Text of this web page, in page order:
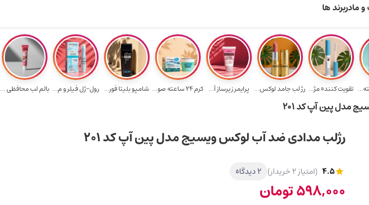
مادربرند ها
تقویت‌ کننده مژ... رژ لب جامد لوکس... پرایمر زیرساز آ... کرم 24 ساعته صو... شامپو بلیتا فور... رول-ژل فیلر و م... بالم لب محافظی ...
مدل پین آپ کد 201
رژلب مدادی ضد آب لوکس ویسیج مدل پین آپ کد 201
4.5 (امتیاز 2 خریدار) 2 دیدگاه
598,000تومان